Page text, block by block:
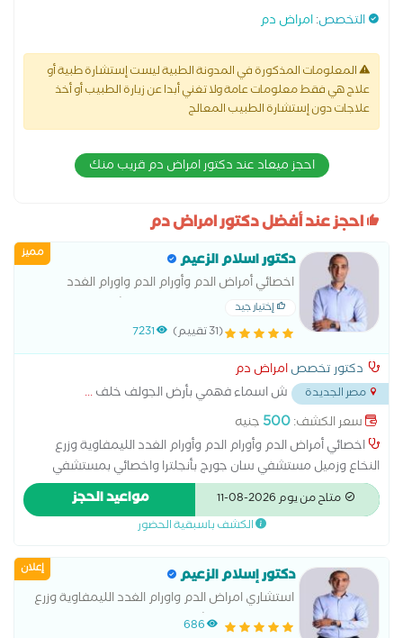
التخصص:امراض دم
المعلومات المذكورة في المدونة الطبية ليست إستشارة طبية أو
علاج هي فقط معلومات عامة ولا تغني أبدا عن زيارة الطبيب أو أخذ
علاجات دون إستشارة الطبيب المعالج
احجز ميعاد عند دكتور امراض دم قريب منك
احجز عند أفضل دكتور امراض دم
مميز دكتور اسلام الزعيم
اخصائي أمراض الدم وأورام الدم واورام الغدد
الليمفاوية وزرع النخاع.زميل مستشفى سان جورج
بأنجلترا
إختيار جيد
(31 تقييم) 7231
دكتور تخصصامراض دم
مصر الجديدة ش اسماء فهمي بأرض الجولف خلف...
سعر الكشف:500 جنيه
اخصائي أمراض الدم وأورام الدم وأورام الغدد الليمفاوية وزرع
النخاع وزميل مستشفي سان جورج بأنجلترا واخصائي بمستشفي
المعادي العسكري
متاح من يوم 2026-08-11 مواعيد الحجز
الكشف باسبقية الحضور
إعلان دكتور إسلام الزعيم
استشاري امراض الدم واورام الغدد الليمفاوية وزرع
النخاع زميل مستشفى سان جورج بانجلترا
686